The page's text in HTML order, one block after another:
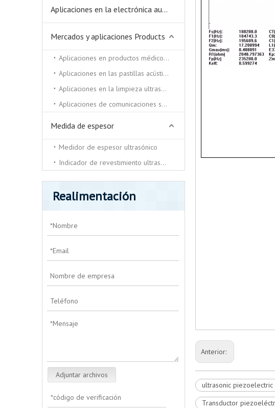
Aplicaciones en la electrónica automática.
Mercados y aplicaciones Products
Aplicaciones en productos médicos y de belleza.
Aplicaciones en las pastillas acústicas.
Aplicaciones en la limpieza ultrasónica y soldadora ultrasónica.
Aplicaciones de comunicaciones submarinas.
Medida de espesor
Medidor de espesor ultrasónico
Indicador de revestimiento ultrasónico
Realimentación
Adjuntar archivos
Anterior:
ultrasonic piezoelectric
Transductor